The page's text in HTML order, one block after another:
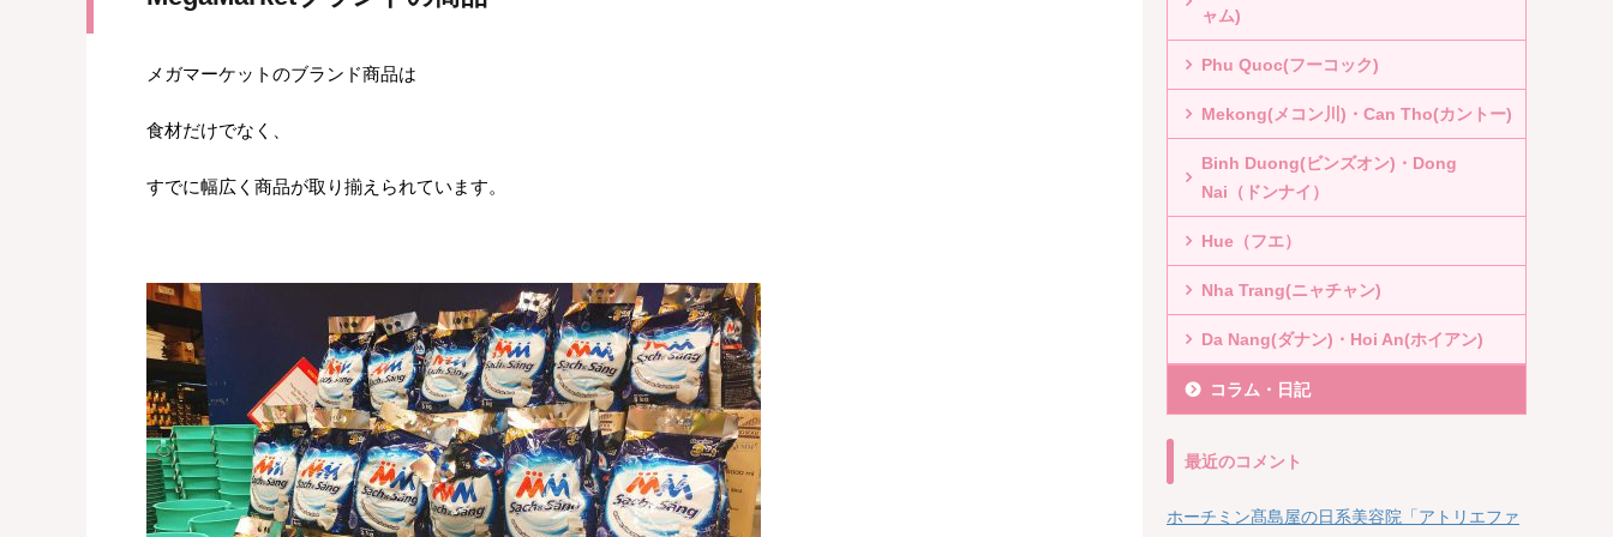
メガマーケットのブランド商品は
食材だけでなく、
すでに幅広く商品が取り揃えられています。
ャム)
Phu Quoc(フーコック)
Mekong(メコン川)・Can Tho(カントー)
Binh Duong(ビンズオン)・Dong
Nai（ドンナイ）
Hue（フエ）
Nha Trang(ニャチャン)
Da Nang(ダナン)・Hoi An(ホイアン)
コラム・日記
最近のコメント
ホーチミン髙島屋の日系美容院「アトリエファ